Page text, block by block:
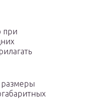
при
размеры